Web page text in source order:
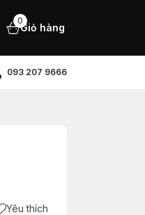
0
Giỏ hàng
093 207 9666
Yêu thích